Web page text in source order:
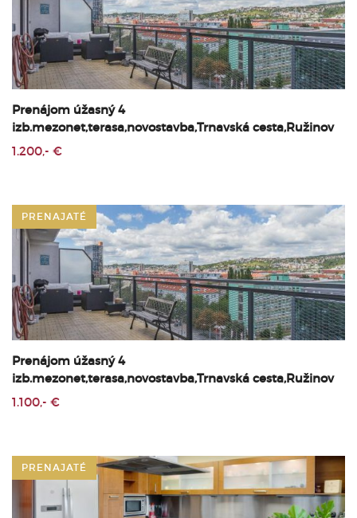
Prenájom úžasný 4
izb.mezonet,terasa,novostavba,Trnavská cesta,Ružinov
1.200,- €
PRENAJATÉ
Prenájom úžasný 4
izb.mezonet,terasa,novostavba,Trnavská cesta,Ružinov
1.100,- €
PRENAJATÉ